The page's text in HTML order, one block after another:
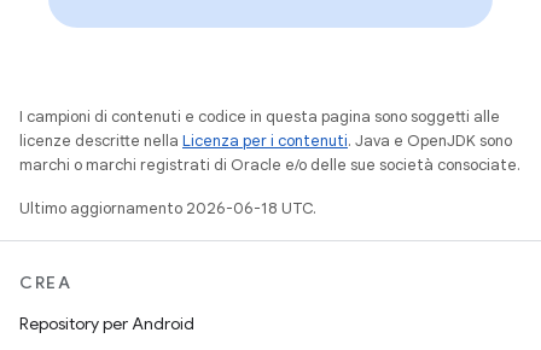
I campioni di contenuti e codice in questa pagina sono soggetti alle
licenze descritte nella Licenza per i contenuti. Java e OpenJDK sono
marchi o marchi registrati di Oracle e/o delle sue società consociate.
Ultimo aggiornamento 2026-06-18 UTC.
CREA
Repository per Android